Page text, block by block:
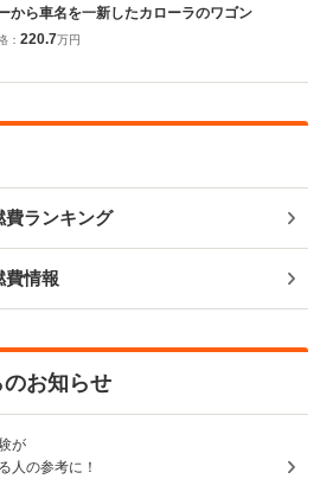
から車名を一新したカローラのワゴン
： 220.7万円
費ランキング
費情報
お知らせ
が
人の参考に！